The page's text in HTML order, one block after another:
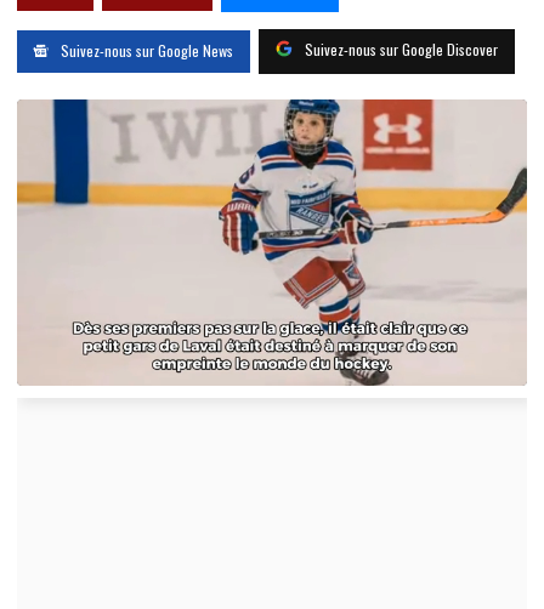
Suivez-nous sur Google News Suivez-nous sur Google Discover